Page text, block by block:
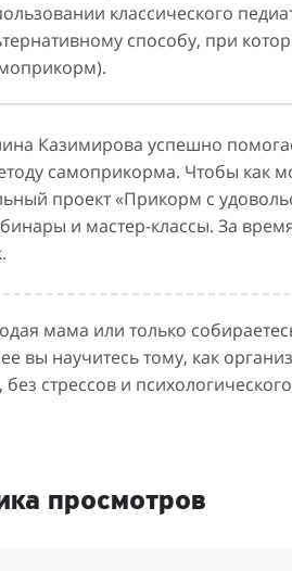
классического
способу, при
Казимирова успешно
самоприкорма. Чтобы как
проект «Прикорм с
и мастер-классы. За
мама или только
вы научитесь тому, как
без стрессов и
просмотров